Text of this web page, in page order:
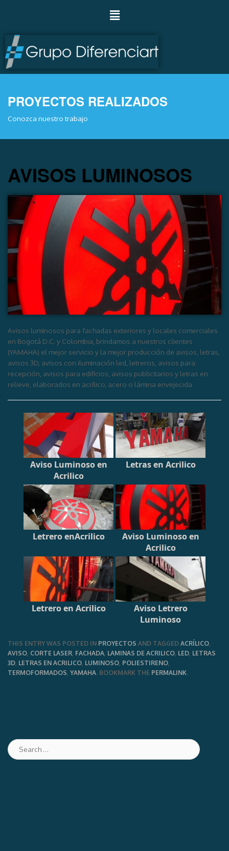
PROYECTOS REALIZADOS
Conozca nuestro trabajo
AVISOS LUMINOSOS
Avisos luminosos para fachadas exteriores y locales comerciales
en Bogotá D.C. y Colombia, brindamos a nuestros clientes
(YAMAHA) el mejor servicio y la mejor producción de avisos, letras,
avisos 3D, avisos con iluminación led, letreros, avisos para
recepción, avisos para edificios, avisos publicitarios y letras en
relieve, elaborados en acrílico, acero o lámina envejecida
Aviso Luminoso en
Acrilico
Letras en Acrilico
Letrero enAcrilico
Aviso Luminoso en
Acrilico
Letrero en Acrilico
Aviso Letrero
Luminoso
THIS ENTRY WAS POSTED IN PROYECTOS AND TAGGED ACRÍLICO
AVISO CORTE LASER FACHADA LAMINAS DE ACRILICO LED LETRAS
3D LETRAS EN ACRILICO LUMINOSO POLIESTIRENO
TERMOFORMADOS YAMAHA. BOOKMARK THE PERMALINK.